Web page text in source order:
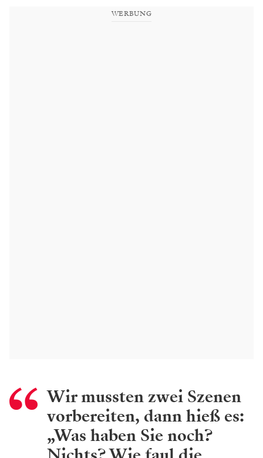
WERBUNG
Wir mussten zwei Szenen
vorbereiten, dann hieß es:
„Was haben Sie noch?